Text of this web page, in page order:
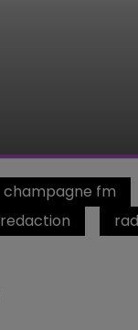
champagne fm
redaction